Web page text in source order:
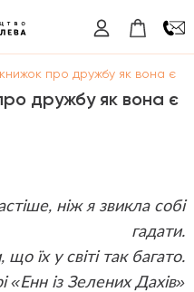
книжок про дружбу як вона є
дружбу як вона є
ніж я звикла собі
гадати.
їх у світі так багато.
із Зелених Дахів»